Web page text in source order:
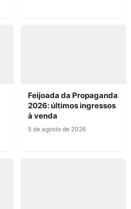
Feijoada da Propaganda
2026: últimos ingressos
à venda
5 de agosto de 2026